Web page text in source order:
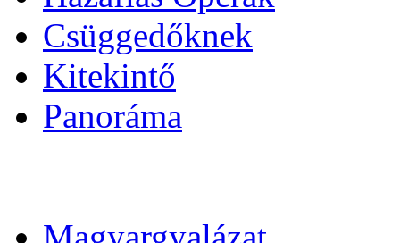
Csüggedőknek
Kitekintő
Panoráma